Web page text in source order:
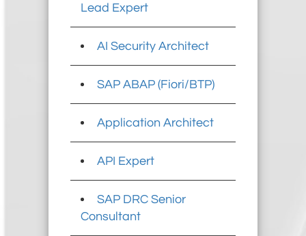
Lead Expert
AI Security Architect
SAP ABAP (Fiori/BTP)
Application Architect
API Expert
SAP DRC Senior
Consultant